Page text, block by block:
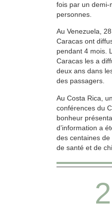
fois par un demi-
personnes.
Au Venezuela,
Caracas ont
pendant 4 mois.
Caracas les a
deux ans dans
des passagers.
Au Costa Rica,
conférences du
bonheur
d’information a
des centaines
de santé et de